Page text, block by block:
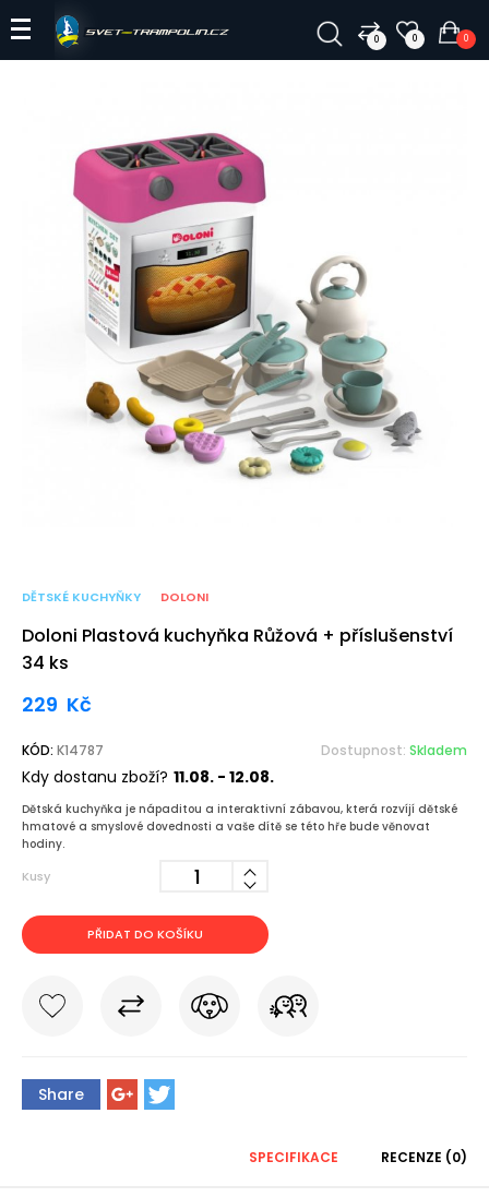
0 0 0
DĚTSKÉ KUCHYŇKY DOLONI
Doloni Plastová kuchyňka Růžová + příslušenství
34 ks
229 Kč
KÓD: K14787 Dostupnost: Skladem
Kdy dostanu zboží? 11.08. - 12.08.
Dětská kuchyňka je nápaditou a interaktivní zábavou, která rozvíjí dětské
hmatové a smyslové dovednosti a vaše dítě se této hře bude věnovat
hodiny.
Kusy
PŘIDAT DO KOŠÍKU
Share
SPECIFIKACE RECENZE (0)